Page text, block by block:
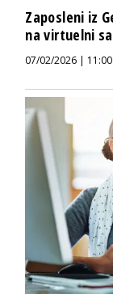
Zaposleni iz
na virtuelni
07/02/2026 | 11:00